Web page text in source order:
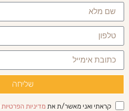
שליחה
קראתי ואני מאשר/ת את מדיניות הפרטיות